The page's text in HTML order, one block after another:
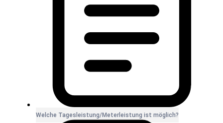
Welche Tagesleistung/Meterleistung ist möglich?